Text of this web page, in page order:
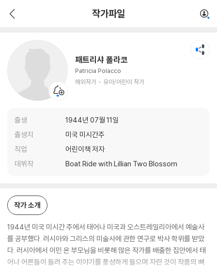
작가파일
패트리샤 폴라코
Patricia Polacco
해외작가
유아/어린이 작가
출생
1944년 07월 11일
출생지
미국 미시간주
직업
어린이책 저자
데뷔작
Boat Ride with Lillian Two Blossom
유아/어린이 작가
작가 소개
1944년 미국 미시간 주에서 태어나 미국과 오스트레일리아에서 예술사
를 공부했다. 러시아와 그리스의 미술사에 관한 연구로 박사 학위를 받았
다. 러시아에서 이민 온 부모님을 비롯해 많은 작가를 배출한 집안에서 태
어나 어른들이 들려 주는 이야기를 풍성하게 들으며 자란 것이 작품의 뼈